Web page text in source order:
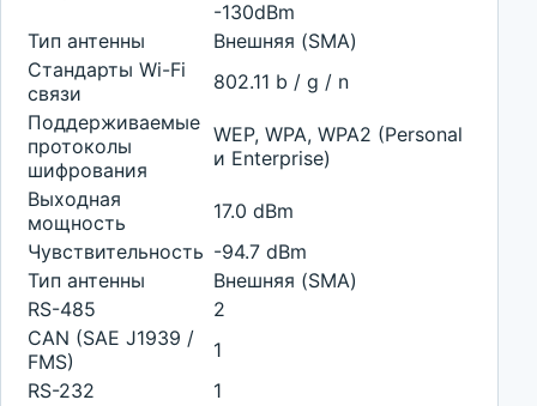
-130dBm
Тип антенны
Внешняя (SMA)
Стандарты Wi-Fi
связи
802.11 b / g / n
Поддерживаемые
протоколы
шифрования
WEP, WPA, WPA2 (Personal
и Enterprise)
Выходная
мощность
17.0 dBm
Чувствительность -94.7 dBm
Тип антенны
Внешняя (SMA)
RS-485
2
CAN (SAE J1939 /
FMS)
1
RS-232
1